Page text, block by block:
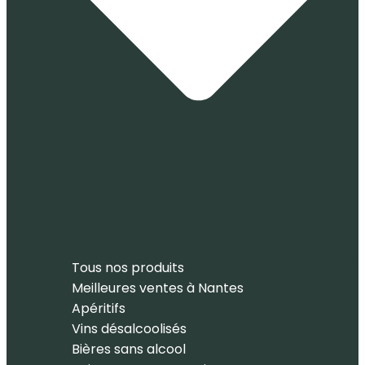
Tous nos produits
Meilleures ventes à Nantes
Apéritifs
Vins désalcoolisés
Bières sans alcool